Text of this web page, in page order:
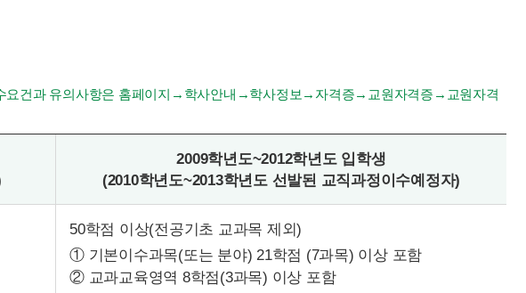
요건과 유의사항은 홈페이지→학사안내→학사정보→자격증→교원자격증→교원자격
2009학년도~2012학년도 입학생
(2010학년도~2013학년도 선발된 교직과정이수예정자)
50학점 이상(전공기초 교과목 제외)
① 기본이수과목(또는 분야) 21학점 (7과목) 이상 포함
② 교과교육영역 8학점(3과목) 이상 포함